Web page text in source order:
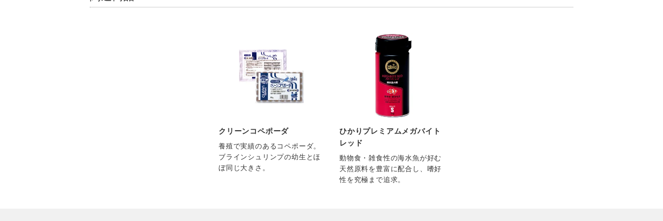
クリーンコペポーダ
養殖で実績のあるコペポーダ。
ブラインシュリンプの幼生とほ
ぼ同じ大きさ。
ひかりプレミアムメガバイト
レッド
動物食・雑食性の海水魚が好む
天然原料を豊富に配合し、嗜好
性を究極まで追求。